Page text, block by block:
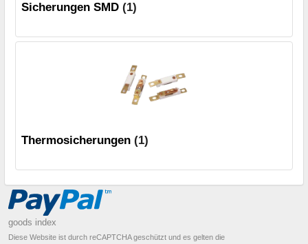
Sicherungen SMD (1)
Thermosicherungen (1)
goods index
Diese Website ist durch reCAPTCHA geschützt und es gelten die